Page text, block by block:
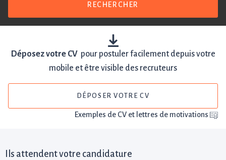
RECHERCHER
Déposez votre CVpour postuler facilement depuis votre
mobile et être visible des recruteurs
DÉPOSER VOTRE CV
Exemples de CV et lettres de motivations
Ils attendent votre candidature